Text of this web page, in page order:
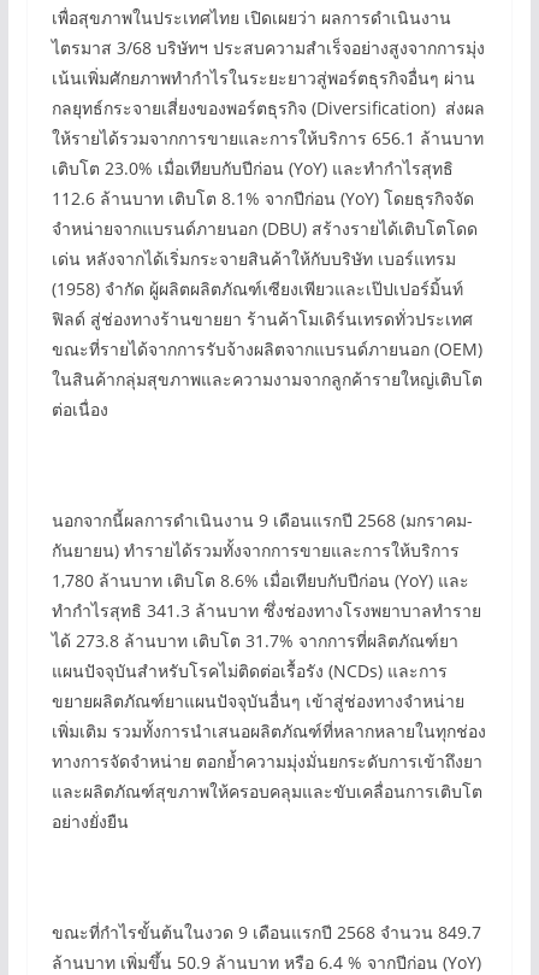
เพื่อสุขภาพในประเทศไทย เปิดเผยว่า ผลการดำเนินงาน
ไตรมาส 3/68 บริษัทฯ ประสบความสำเร็จอย่างสูงจากการมุ่ง
เน้นเพิ่มศักยภาพทำกำไรในระยะยาวสู่พอร์ตธุรกิจอื่นๆ ผ่าน
กลยุทธ์กระจายเสี่ยงของพอร์ตธุรกิจ (Diversification) ส่งผล
ให้รายได้รวมจากการขายและการให้บริการ 656.1 ล้านบาท
เติบโต 23.0% เมื่อเทียบกับปีก่อน (YoY) และทำกำไรสุทธิ
112.6 ล้านบาท เติบโต 8.1% จากปีก่อน (YoY) โดยธุรกิจจัด
จำหน่ายจากแบรนด์ภายนอก (DBU) สร้างรายได้เติบโตโดด
เด่น หลังจากได้เริ่มกระจายสินค้าให้กับบริษัท เบอร์แทรม
(1958) จำกัด ผู้ผลิตผลิตภัณฑ์เซียงเพียวและเป๊ปเปอร์มิ้นท์
ฟิลด์ สู่ช่องทางร้านขายยา ร้านค้าโมเดิร์นเทรดทั่วประเทศ
ขณะที่รายได้จากการรับจ้างผลิตจากแบรนด์ภายนอก (OEM)
ในสินค้ากลุ่มสุขภาพและความงามจากลูกค้ารายใหญ่เติบโต
ต่อเนื่อง
นอกจากนี้ผลการดำเนินงาน 9 เดือนแรกปี 2568 (มกราคม-
กันยายน) ทำรายได้รวมทั้งจากการขายและการให้บริการ
1,780 ล้านบาท เติบโต 8.6% เมื่อเทียบกับปีก่อน (YoY) และ
ทำกำไรสุทธิ 341.3 ล้านบาท ซึ่งช่องทางโรงพยาบาลทำราย
ได้ 273.8 ล้านบาท เติบโต 31.7% จากการที่ผลิตภัณฑ์ยา
แผนปัจจุบันสำหรับโรคไม่ติดต่อเรื้อรัง (NCDs) และการ
ขยายผลิตภัณฑ์ยาแผนปัจจุบันอื่นๆ เข้าสู่ช่องทางจำหน่าย
เพิ่มเติม รวมทั้งการนำเสนอผลิตภัณฑ์ที่หลากหลายในทุกช่อง
ทางการจัดจำหน่าย ตอกย้ำความมุ่งมั่นยกระดับการเข้าถึงยา
และผลิตภัณฑ์สุขภาพให้ครอบคลุมและขับเคลื่อนการเติบโต
อย่างยั่งยืน
ขณะที่กําไรขั้นต้นในงวด 9 เดือนแรกปี 2568 จำนวน 849.7
ล้านบาท เพิ่มขึ้น 50.9 ล้านบาท หรือ 6.4 % จากปีก่อน (YoY)